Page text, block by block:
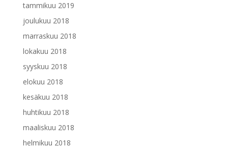
tammikuu 2019
joulukuu 2018
marraskuu 2018
lokakuu 2018
syyskuu 2018
elokuu 2018
kesäkuu 2018
huhtikuu 2018
maaliskuu 2018
helmikuu 2018